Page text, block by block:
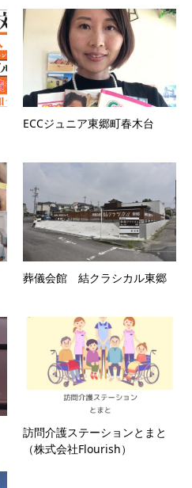
ECCジュニア東郷町春木台
葬儀会館 結クラシカル東郷
訪問介護ステーションとまと
（株式会社Flourish）